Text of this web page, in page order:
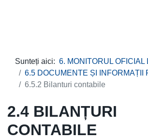
Sunteți aici: 6. MONITORUL OFICIAL
6.5 DOCUMENTE ȘI INFORMAȚII
6.5.2 Bilanturi contabile
2.4 BILANȚURI
CONTABILE